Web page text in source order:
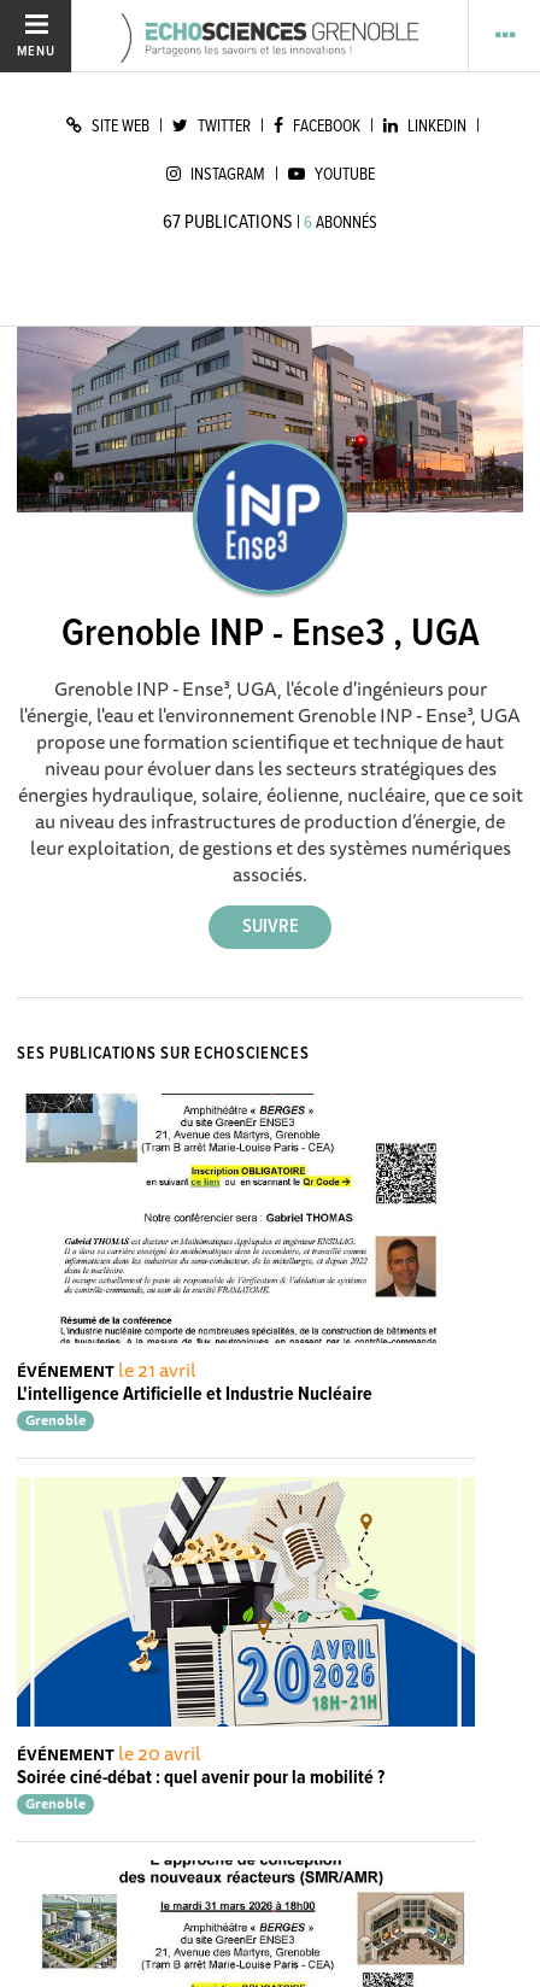
MENU
SITE WEB | TWITTER | FACEBOOK | LINKEDIN |
INSTAGRAM | YOUTUBE
67PUBLICATIONS | 6ABONNÉS
Grenoble INP - Ense3 , UGA
Grenoble INP - Ense³, UGA, l'école d'ingénieurs pour
l'énergie, l'eau et l'environnement Grenoble INP - Ense³, UGA
propose une formation scientifique et technique de haut
niveau pour évoluer dans les secteurs stratégiques des
énergies hydraulique, solaire, éolienne, nucléaire, que ce soit
au niveau des infrastructures de production d’énergie, de
leur exploitation, de gestions et des systèmes numériques
associés.
SES PUBLICATIONS SUR ECHOSCIENCES
ÉVÉNEMENT le 21 avril
L'intelligence Artificielle et Industrie Nucléaire
Grenoble
ÉVÉNEMENT le 20 avril
Soirée ciné-débat : quel avenir pour la mobilité ?
Grenoble